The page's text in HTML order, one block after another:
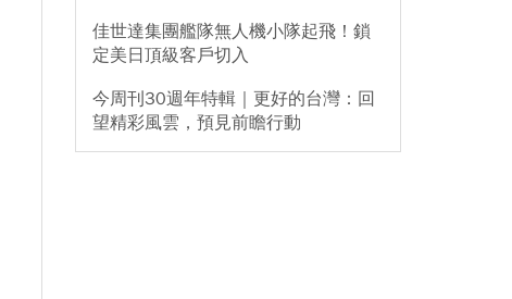
佳世達集團艦隊無人機小隊起飛！鎖
定美日頂級客戶切入
今周刊30週年特輯｜更好的台灣：回
望精彩風雲，預見前瞻行動